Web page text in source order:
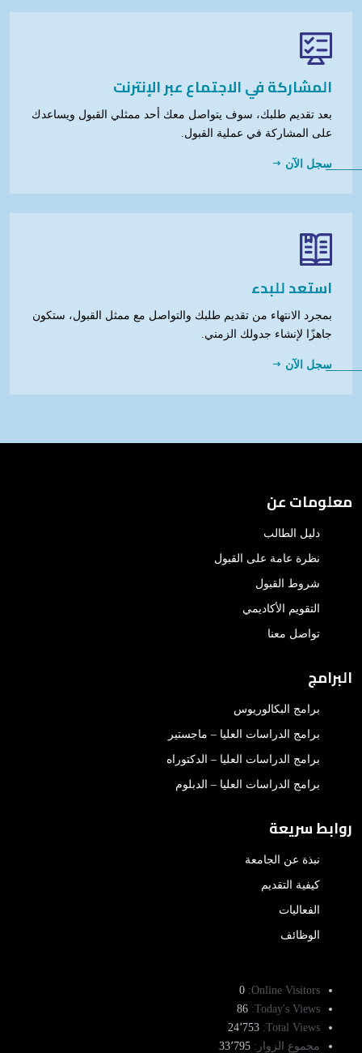
المشاركة في الاجتماع عبر الإنترنت
بعد تقديم طلبك، سوف يتواصل معك أحد ممثلي القبول ويساعدك
على المشاركة في عملية القبول.
سجل الآن
استعد للبدء
بمجرد الانتهاء من تقديم طلبك والتواصل مع ممثل القبول، ستكون
جاهزًا لإنشاء جدولك الزمني.
سجل الآن
معلومات عن
دليل الطالب
نظرة عامة على القبول
شروط القبول
التقويم الأكاديمي
تواصل معنا
البرامج
برامج البكالوريوس
برامج الدراسات العليا – ماجستير
برامج الدراسات العليا – الدكتوراه
برامج الدراسات العليا – الدبلوم
روابط سريعة
نبذة عن الجامعة
كيفية التقديم
الفعاليات
الوظائف
Online Visitors:
0
Today's Views:
86
Total Views: 24٬753
مجموع الزوار: 33٬795